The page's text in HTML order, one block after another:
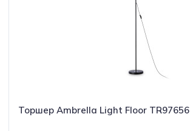
Торшер Ambrella Light Floor TR97656